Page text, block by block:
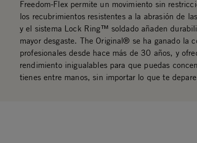
Freedom-Flex permite un movimiento sin
los recubrimientos resistentes a la abrasión de
y el sistema Lock Ring™ soldado añaden
mayor desgaste. The Original® se ha ganado la
profesionales desde hace más de 30 años, y
rendimiento inigualables para que puedas
tienes entre manos, sin importar lo que te